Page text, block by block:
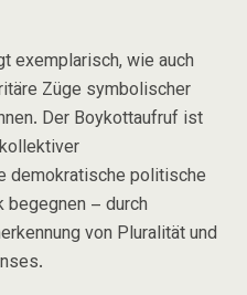
exemplarisch, wie auch
Züge symbolischer
Der Boykottaufruf ist
demokratische politische
– durch
von Pluralität und